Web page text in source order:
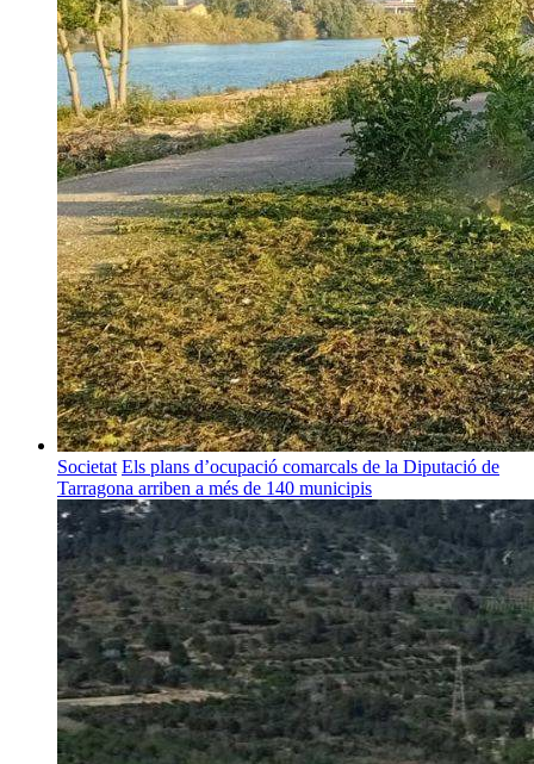
Societat Els plans d’ocupació comarcals de la Diputació de
Tarragona arriben a més de 140 municipis